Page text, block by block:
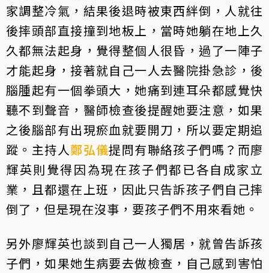
家調整冷氣，結果後退時被東西絆倒，人就往
後摔頭部直接撞到地板上，當時她躺在地上久
久都無法起身，覺得整個人很昏，過了一陣子
才能起身，接著就自己一人去醫院掛急診，後
腦腫起有一個拳頭大，她痛到連耳朵都感覺快
聽不到聲音，醫師檢查後提醒她要注意，如果
之後腦部有出現瘀血就要開刀，所以要定期追
蹤。主持人鄭弘儀提問有聯絡孩子們嗎？而廖
輝英則覺得因為現在孩子們都已各自成家立
業，且都還在上班，因此只告訴孩子們自己摔
倒了，但是現在沒事，要孩子們不用來看她。
另外廖輝英也談到自己一人獨居，就曾告訴孩
子們，如果她生病要去做檢查，自己感到害怕